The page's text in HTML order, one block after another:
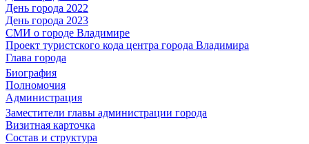
День города 2022
День города 2023
СМИ о городе Владимире
Проект туристского кода центра города Владимира
Глава города
Биография
Полномочия
Администрация
Заместители главы администрации города
Визитная карточка
Состав и структура